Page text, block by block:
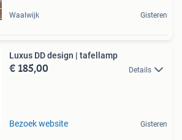
Waalwijk Gisteren
Luxus DD design | tafellamp
€ 185,00 Details
Bezoek website Gisteren